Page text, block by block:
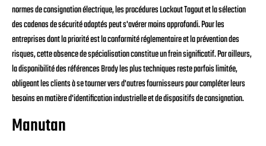
normes de consignation électrique, les procédures Lockout Tagout et la sélection
des cadenas de sécurité adaptés peut s'avérer moins approfondi. Pour les
entreprises dont la priorité est la conformité réglementaire et la prévention des
risques, cette absence de spécialisation constitue un frein significatif. Par ailleurs,
la disponibilité des références Brady les plus techniques reste parfois limitée,
obligeant les clients à se tourner vers d'autres fournisseurs pour compléter leurs
besoins en matière d'identification industrielle et de dispositifs de consignation.
Manutan